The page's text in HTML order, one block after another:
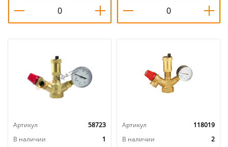
Артикул
58723
В наличии
1
Артикул
118019
В наличии
2